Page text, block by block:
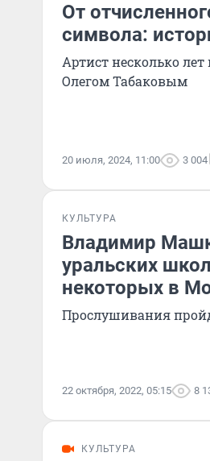
От
символа:
Артист несколько
Олегом Табаковым
20 июля, 2024, 11:00 3 004
КУЛЬТУРА
Владимир
уральских
некоторых в
Прослушивания
22 октября, 2022, 05:15 8
КУЛЬТУРА